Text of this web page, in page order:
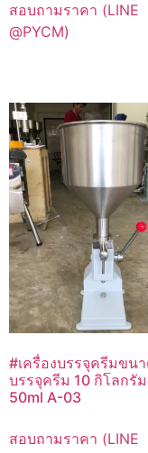
สอบถามราคา (LINE
@PYCM)
#เครื่องบรรจุครีมขน
บรรจุครีม 10 กิโลกรั
50ml A-03
สอบถามราคา (LINE